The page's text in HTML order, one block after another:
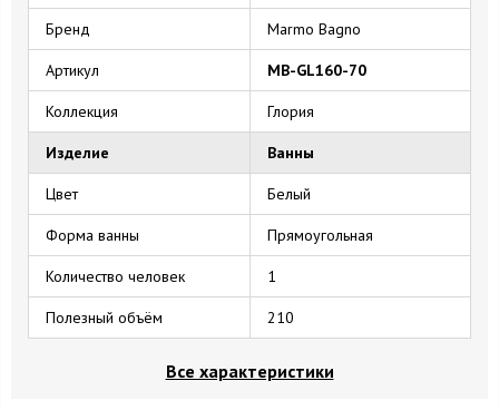
Бренд Marmo Bagno
Артикул MB-GL160-70
Коллекция Глория
Изделие Ванны
Цвет Белый
Форма ванны Прямоугольная
Количество человек 1
Полезный объём 210
Все характеристики